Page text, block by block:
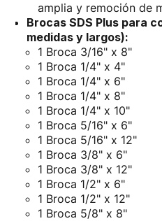
amplia y remoción de
Brocas SDS Plus para
medidas y largos):
1 Broca 3/16" x 8"
1 Broca 1/4" x 4"
1 Broca 1/4" x 6"
1 Broca 1/4" x 8"
1 Broca 1/4" x 10"
1 Broca 5/16" x 6"
1 Broca 5/16" x 12"
1 Broca 3/8" x 6"
1 Broca 3/8" x 12"
1 Broca 1/2" x 6"
1 Broca 1/2" x 12"
1 Broca 5/8" x 8"